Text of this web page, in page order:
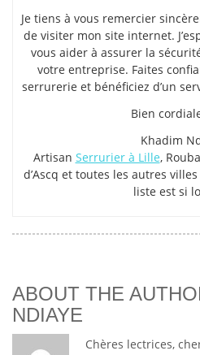
Je tiens à vous remercier
de visiter mon site internet.
vous aider à assurer la
votre entreprise. Faites
serrurerie et bénéficiez d’un
Bien
Khadim
Artisan Serrurier à Lille,
d’Ascq et toutes les autres
liste est si
ABOUT THE
NDIAYE
Chères lectrices,